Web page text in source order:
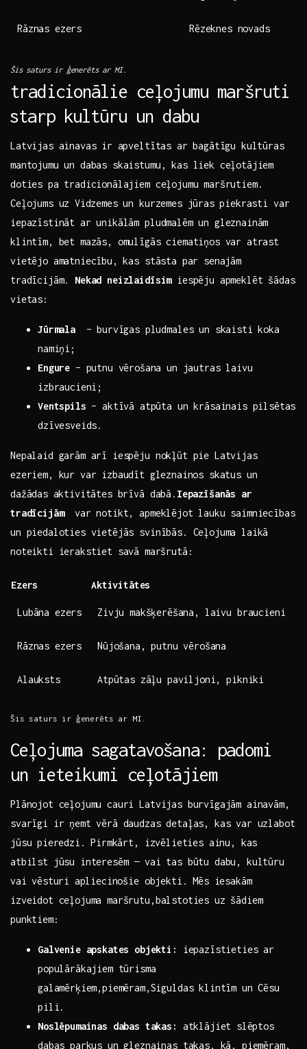
Rāznas ‍ezers Rēzeknes novads
Šis saturs ir ģenerēts‍ ar MI.
tradicionālie ceļojumu maršruti
⁢starp kultūru un dabu
Latvijas ainavas ir ⁤apveltītas ar bagātīgu kultūras
mantojumu un dabas skaistumu, kas liek ceļotājiem
doties pa tradicionālajiem ceļojumu maršrutiem.
Ceļojums uz⁣ Vidzemes‍ un kurzemes jūras⁤ piekrasti var⁣
iepazīstināt‌ ar unikālām ‍pludmalēm un gleznainām
klintīm, bet mazās, omulīgās ciematiņos var atrast
vietējo amatniecību, ⁤kas stāsta par senajām
tradīcijām. Nekad neizlaidīsimiespēju apmeklēt šādas
vietas:⁤
Jūrmala‌ – burvīgas pludmales un skaisti ⁢koka
namiņi;
Engure – putnu vērošana⁤ un jautras​ laivu ​
izbraucieni;
Ventspils – aktīvā atpūta un krāsainais pilsētas
dzīvesveids.
Nepalaid garām arī ‍iespēju nokļūt pie Latvijas
ezeriem, kur var ‌izbaudīt⁣ gleznainos skatus un
dažādas ⁤aktivitātes brīvā dabā. Iepazīšanās ar
tradīcijām‌ var notikt, apmeklējot lauku‌ saimniecības
un ​piedaloties vietējās svinībās. ‍Ceļojuma laikā
noteikti ierakstiet savā⁣ maršrutā:
Ezers Aktivitātes
Lubāna ezers Zivju makšķerēšana, laivu braucieni
Rāznas ‍ezers Nūjošana, putnu vērošana
Alauksts Atpūtas zāļu ​paviljoni, pikniki
Šis saturs ir ​ģenerēts ar‍ MI.
Ceļojuma sagatavošana: padomi
un‌ ieteikumi ceļotājiem
Plānojot ceļojumu cauri Latvijas burvīgajām ainavām,
svarīgi ir ņemt vērā daudzas detaļas, kas var uzlabot
jūsu ⁢pieredzi.⁤ Pirmkārt, ​izvēlieties ainu, kas
‌atbilst jūsu interesēm — vai tas būtu dabu, kultūru
vai⁢ vēsturi ⁣apliecinošie objekti. Mēs iesakām
izveidot ceļojuma maršrutu,balstoties ​uz šādiem
punktiem:
Galvenie apskates objekti:
iepazīstieties ar
populārākajiem tūrisma
galamērķiem,piemēram,Siguldas klintīm un ⁢Cēsu
pili.
Noslēpumainas dabas takas:
atklājiet⁣ slēptos
dabas parkus un gleznainas takas, kā, piemēram,